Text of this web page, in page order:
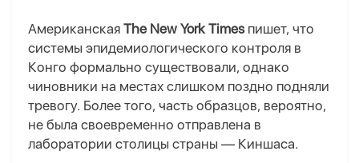
Американская The New York Timesпишет, что
системы эпидемиологического контроля в
Конго формально существовали, однако
чиновники на местах слишком поздно подняли
тревогу. Более того, часть образцов, вероятно,
не была своевременно отправлена в
лаборатории столицы страны — Киншаса.